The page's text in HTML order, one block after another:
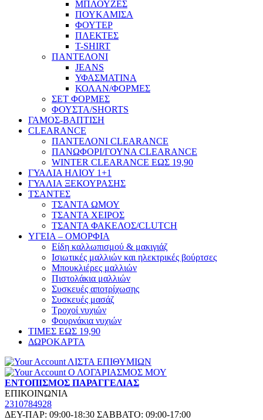
ΜΠΛΟΥΖΕΣ
ΠΟΥΚΑΜΙΣΑ
ΦΟΥΤΕΡ
ΠΛΕΚΤΕΣ
T-SHIRT
ΠΑΝΤΕΛΟΝΙ
JEANS
ΥΦΑΣΜΑΤΙΝΑ
ΚΟΛΑΝ/ΦΟΡΜΕΣ
ΣΕΤ ΦΟΡΜΕΣ
ΦΟΥΣΤΑ/SHORTS
ΓΑΜΟΣ-ΒΑΠΤΙΣΗ
CLEARANCE
ΠΑΝΤΕΛΟΝΙ CLEARANCE
ΠΑΝΩΦΟΡΙ/ΓΟΥΝΑ CLEARANCE
WINTER CLEARANCE ΕΩΣ 19,90
ΓΥΑΛΙΑ ΗΛΙΟΥ 1+1
ΓΥΑΛΙΑ ΞΕΚΟΥΡΑΣΗΣ
ΤΣΑΝΤΕΣ
ΤΣΑΝΤΑ ΩΜΟΥ
ΤΣΑΝΤΑ ΧΕΙΡΟΣ
ΤΣΑΝΤΑ ΦΑΚΕΛΟΣ/CLUTCH
ΥΓΕΙΑ – ΟΜΟΡΦΙΑ
Είδη καλλωπισμού & μακιγιάζ
Ισιωτικές μαλλιών και ηλεκτρικές βούρτσες
Μπουκλιέρες μαλλιών
Πιστολάκια μαλλιών
Συσκευές αποτρίχωσης
Συσκευές μασάζ
Τροχοί νυχιών
Φουρνάκια νυχιών
ΤΙΜΕΣ ΕΩΣ 19,90
ΔΩΡΟΚΑΡΤΑ
ΛΙΣΤΑ ΕΠΙΘΥΜΙΩΝ
Ο ΛΟΓΑΡΙΑΣΜΟΣ ΜΟΥ
ΕΝΤΟΠΙΣΜΟΣ ΠΑΡΑΓΓΕΛΙΑΣ
ΕΠΙΚΟΙΝΩΝΙΑ
2310784928
ΔΕΥ-ΠΑΡ: 09:00-18:30 ΣΑΒΒΑΤΟ: 09:00-17:00